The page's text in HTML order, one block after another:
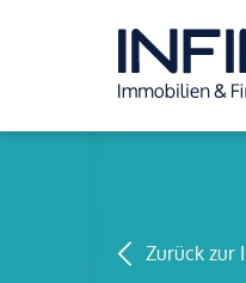
Zurück zur